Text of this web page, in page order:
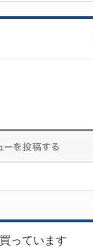
っています